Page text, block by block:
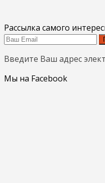
Рассылка самого
Введите Ваш адрес
Мы на Facebook